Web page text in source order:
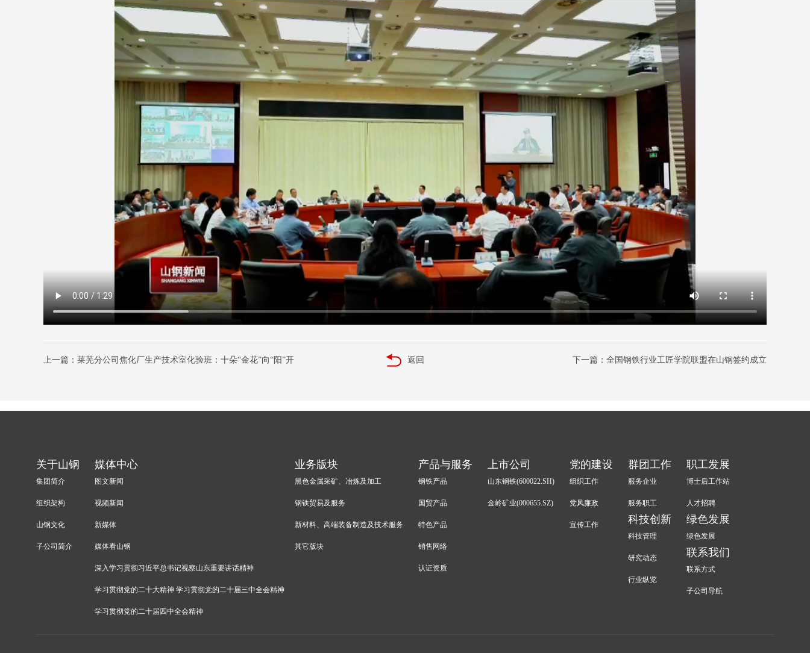
上一篇：莱芜分公司焦化厂生产技术室化验班：十朵“金花”向“阳”开 返回 下一篇：全国钢铁行业工匠学院联盟在山钢签约成立
关于山钢
集团简介
组织架构
山钢文化
子公司简介
媒体中心
图文新闻
视频新闻
新媒体
媒体看山钢
深入学习贯彻习近平总书记视察山东重要讲话精神
学习贯彻党的二十大精神 学习贯彻党的二十届三中全会精神
学习贯彻党的二十届四中全会精神
业务版块
黑色金属采矿、冶炼及加工
钢铁贸易及服务
新材料、高端装备制造及技术服务
其它版块
产品与服务
钢铁产品
国贸产品
特色产品
销售网络
认证资质
上市公司
山东钢铁(600022.SH)
金岭矿业(000655.SZ)
党的建设
组织工作
党风廉政
宣传工作
群团工作
服务企业
服务职工
职工发展
博士后工作站
人才招聘
科技创新
科技管理
研究动态
行业纵览
绿色发展
绿色发展
联系我们
联系方式
子公司导航